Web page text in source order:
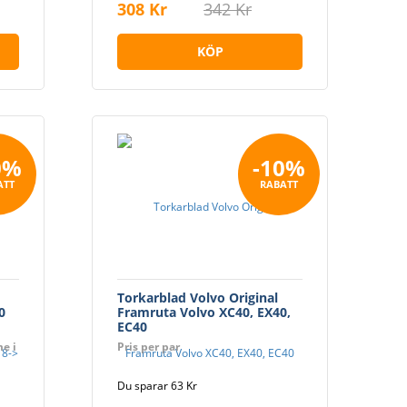
308 Kr 342 Kr
KÖP
i
-10%
RABATT
Torkarblad Volvo Original
Framruta Volvo XC40, EX40,
EC40
Pris per par
Du sparar 63 Kr